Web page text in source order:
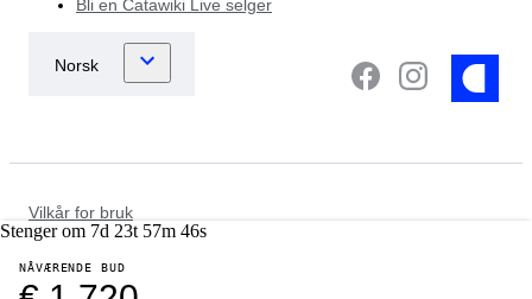
Stenger om 7d 23t 57m 46s
NÅVÆRENDE BUD
Bli en Catawiki Live selger
Vilkår for bruk
Databeskyttelse og personvernerklæring
Retningslinjer for rettshåndhevelse